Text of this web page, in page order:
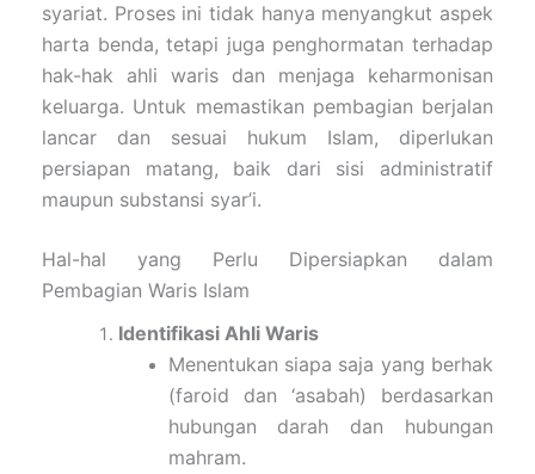
syariat. Proses ini tidak hanya menyangkut aspek
harta benda, tetapi juga penghormatan terhadap
hak-hak ahli waris dan menjaga keharmonisan
keluarga. Untuk memastikan pembagian berjalan
lancar dan sesuai hukum Islam, diperlukan
persiapan matang, baik dari sisi administratif
maupun substansi syar’i.
Hal-hal yang Perlu Dipersiapkan dalam
Pembagian Waris Islam
Identifikasi Ahli Waris
Menentukan siapa saja yang berhak
(faroid dan ‘asabah) berdasarkan
hubungan darah dan hubungan
mahram.